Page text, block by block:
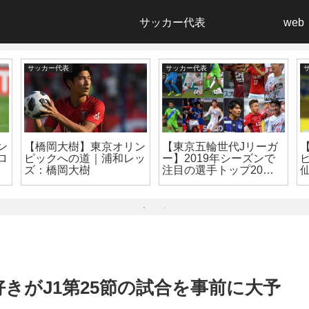
サッカー代表 web
サッカー代表
【橋岡大樹】東京オリン
ピックへの道｜浦和レッ
ズ：橋岡大樹
サッカー代表
【東京五輪世代Jリーガ
ー】2019年シーズンで
注目の選手トップ20！
がJ1第25節の試合を事前に大予